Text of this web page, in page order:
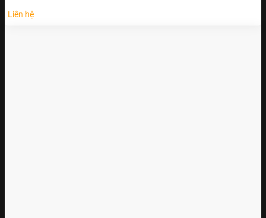
Liên hệ